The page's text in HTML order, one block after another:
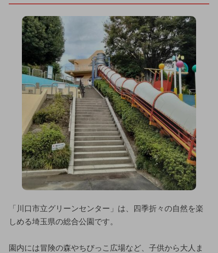
「川口市立グリーンセンター」は、四季折々の自然を楽
しめる埼玉県の総合公園です。
園内には冒険の森やちびっこ広場など、子供から大人ま